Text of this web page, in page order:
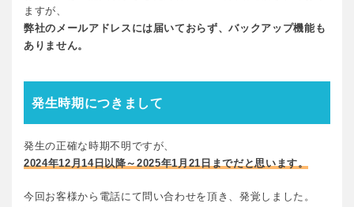
ますが、
弊社のメールアドレスには届いておらず、バックアップ機能も
ありません。
発生時期につきまして
発生の正確な時期不明ですが、
2024年12月14日以降～2025年1月21日 までだと思います。
今回お客様から電話にて問い合わせを頂き、発覚しました。